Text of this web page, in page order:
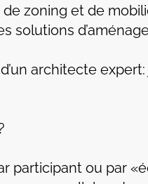
zoning et de
solutions
architecte
participant ou par